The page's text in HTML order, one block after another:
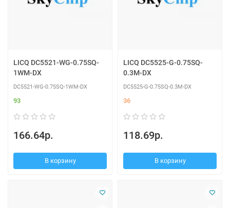
LICQ DC5521-WG-0.75SQ-
1WM-DX
DC5521-WG-0.75SQ-1WM-DX
93
166.64р.
В корзину
LICQ DC5525-G-0.75SQ-
0.3M-DX
DC5525-G-0.75SQ-0.3M-DX
36
118.69р.
В корзину